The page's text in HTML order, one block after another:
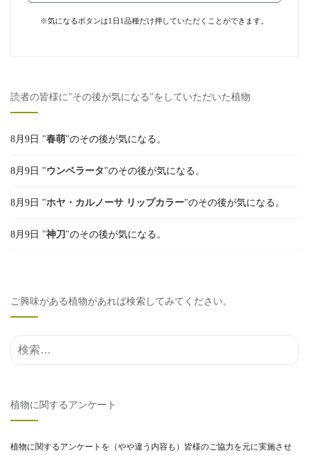
※気になるボタンは1日1品種だけ押していただくことができます。
読者の皆様に"その後が気になる"をしていただいた植物
8月9日 "春萌"のその後が気になる。
8月9日 "ウンベラータ "のその後が気になる。
8月9日 "ホヤ・カルノーサ リップカラー"のその後が気になる。
8月9日 "神刀 "のその後が気になる。
ご興味がある植物があれば検索してみてください。
検索結果:
植物に関するアンケート
植物に関するアンケートを（やや違う内容も）皆様のご協力を元に実施させ